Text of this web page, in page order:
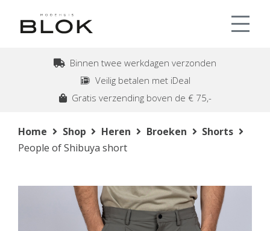
Binnen twee werkdagen verzonden
Veilig betalen met iDeal
Gratis verzending boven de € 75,-
Home Shop Heren Broeken
Shorts
People of Shibuya short